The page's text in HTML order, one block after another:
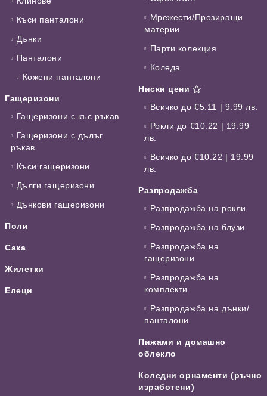
Къси панталони
Дънки
Панталони
Кожени панталони
Гащеризони
Гащеризони с къс ръкав
Гащеризони с дълъг
ръкав
Къси гащеризони
Дълги гащеризони
Дънкови гащеризони
Поли
Сака
Жилетки
Елеци
Мрежести/Прозиращи
материи
Парти колекция
Коледа
Ниски цени ⚝
Всичко до €5.11 | 9.99 лв.
Рокли до €10.22 | 19.99
лв.
Всичко до €10.22 | 19.99
лв.
Разпродажба
Разпродажба на рокли
Разпродажба на блузи
Разпродажба на
гащеризони
Разпродажба на
комплекти
Разпродажба на дънки/
панталони
Пижами и домашно
облекло
Коледни орнаменти (ръчно
изработени)